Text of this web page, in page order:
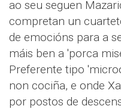
ao seu seguen
compretan un
de emocións para a
máis ben a 'porca
Preferente tipo
non cociña, e onde
por postos de